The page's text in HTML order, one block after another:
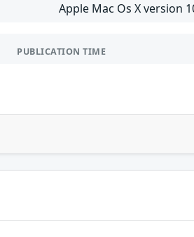
Apple Mac Os X version
PUBLICATION TIME